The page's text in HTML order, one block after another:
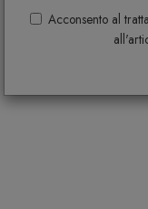
Acconsento al